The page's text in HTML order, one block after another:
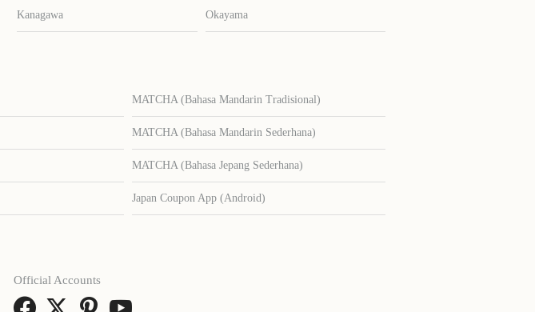
Kanagawa Okayama
MATCHA (Bahasa Mandarin Tradisional)
MATCHA (Bahasa Mandarin Sederhana)
MATCHA (Bahasa Jepang Sederhana)
Japan Coupon App (Android)
Official Accounts